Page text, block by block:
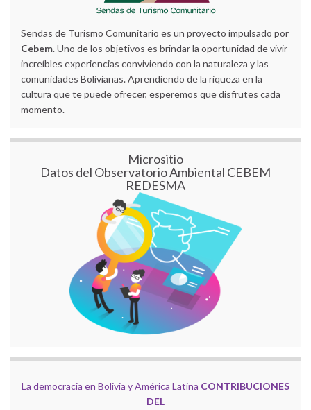
Sendas de Turismo Comunitario es un proyecto impulsado por
Cebem. Uno de los objetivos es brindar la oportunidad de vivir
increíbles experiencias conviviendo con la naturaleza y las
comunidades Bolivianas. Aprendiendo de la riqueza en la
cultura que te puede ofrecer, esperemos que disfrutes cada
momento.
Micrositio
Datos del Observatorio Ambiental CEBEM
REDESMA
La democracia en Bolivia y América Latina CONTRIBUCIONES
DEL